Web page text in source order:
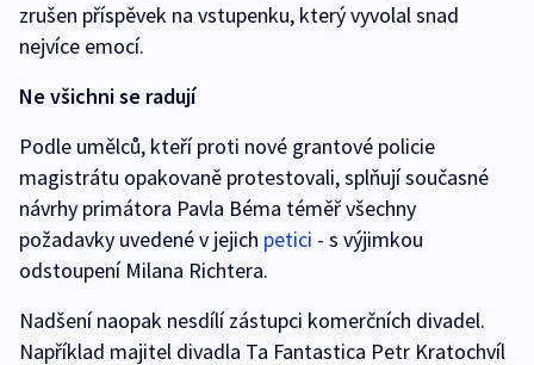
zrušen příspěvek na vstupenku, který vyvolal snad
nejvíce emocí.
Ne všichni se radují
Podle umělců, kteří proti nové grantové policie
magistrátu opakovaně protestovali, splňují současné
návrhy primátora Pavla Béma téměř všechny
požadavky uvedené v jejich petici - s výjimkou
odstoupení Milana Richtera.
Nadšení naopak nesdílí zástupci komerčních divadel.
Například majitel divadla Ta Fantastica Petr Kratochvíl